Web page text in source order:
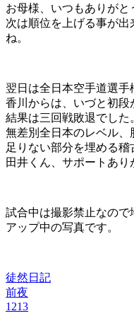
お母様、いつもありがと
次は順位を上げる事が
ね。
翌日は全日本空手道選手
香川からは、いづと初段
結果は三回戦敗退でした
無差別全日本のレベル、
足りない部分を埋める稽
田井くん、サポートあり
試合中は撮影禁止なの
アップ中の写真です。
徒然日記
投
前夜
1213